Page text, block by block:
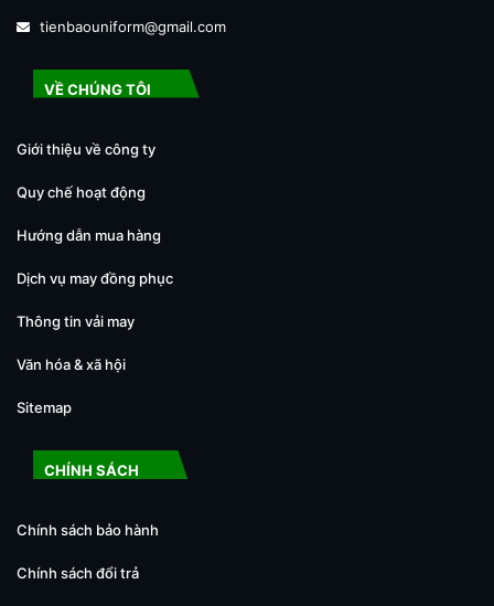
tienbaouniform@gmail.com
VỀ CHÚNG TÔI
Giới thiệu về công ty
Quy chế hoạt động
Hướng dẫn mua hàng
Dịch vụ may đồng phục
Thông tin vải may
Văn hóa & xã hội
Sitemap
CHÍNH SÁCH
Chính sách bảo hành
Chính sách đổi trả